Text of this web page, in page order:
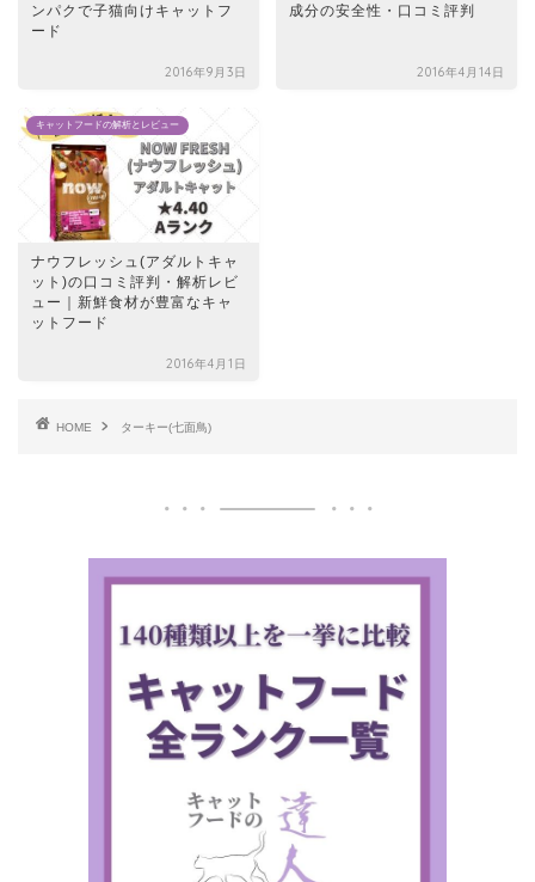
ンパクで子猫向けキャットフ
ード
2016年9月3日
成分の安全性・口コミ評判
2016年4月14日
キャットフードの解析とレビュー
ナウフレッシュ(アダルトキャ
ット)の口コミ評判・解析レビ
ュー｜新鮮食材が豊富なキャ
ットフード
2016年4月1日
HOME ターキー(七面鳥)